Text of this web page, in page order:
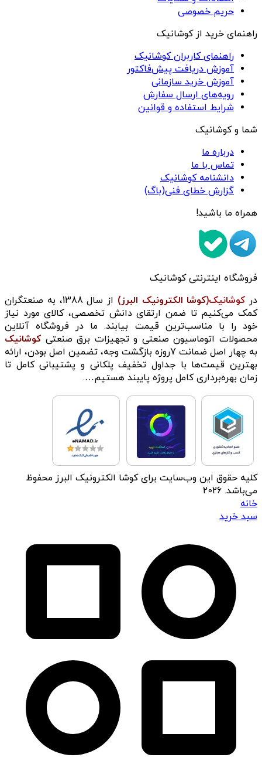
حریم خصوصی
راهنمای خرید از کوشانیک
راهنمای کاربران کوشانیک
آموزش دریافت پیش‌فاکتور
آموزش خرید سازمانی
رویه‌های ارسال سفارش
شرایط استفاده و قوانین
شما و کوشانیک
درباره ما
تماس با ما
دانشنامه کوشانیک
گزارش خطای فنی(باگ)
همراه ما باشید!
فروشگاه اینترنتی کوشانیک
در کوشانیک(کوشا الکترونیک البرز)
از سال 1388، به صنعتگران
کمک می‌کنیم تا ضمن ارتقای دانش تخصصی، کالای مورد نیاز
خود را با مناسب‌ترین قیمت بیابند. ما در فروشگاه آنلاین
محصولات اتوماسیون صنعتی و تجهیزات برق صنعتی کوشانیک
به چهار اصل ضمانت 7روزه بازگشت وجه، تضمین اصل بودن، ارائه
بهترین قیمت‌ها با جداول تخفیف پلکانی و پشتیبانی کامل تا
زمان بهره‌برداری کامل پروژه پایبند هستیم….
کلیه حقوق این وب‌سایت برای کوشا الکترونیک البرز محفوظ
می‌باشد. 2026
خانه
سبد خرید